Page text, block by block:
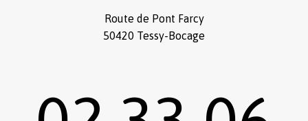
Route de Pont Farcy
50420 Tessy-Bocage